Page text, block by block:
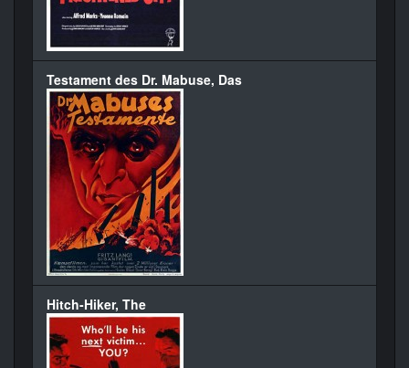
Testament des Dr. Mabuse, Das
Hitch-Hiker, The